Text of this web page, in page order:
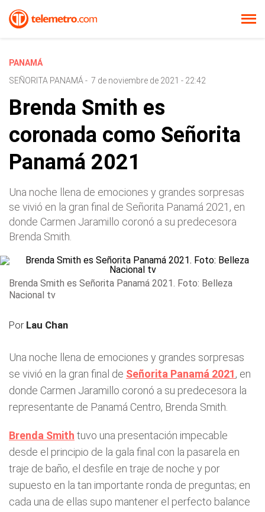
PANAMÁ
SEÑORITA PANAMÁ - 7 de noviembre de 2021 - 22:42
Brenda Smith es
coronada como Señorita
Panamá 2021
Una noche llena de emociones y grandes sorpresas
se vivió en la gran final de Señorita Panamá 2021, en
donde Carmen Jaramillo coronó a su predecesora
Brenda Smith.
Brenda Smith es Señorita Panamá 2021. Foto: Belleza
Nacional tv
Por Lau Chan
Una noche llena de emociones y grandes sorpresas
se vivió en la gran final de Señorita Panamá 2021, en
donde Carmen Jaramillo coronó a su predecesora la
representante de Panamá Centro, Brenda Smith.
Brenda Smith tuvo una presentación impecable
desde el principio de la gala final con la pasarela en
traje de baño, el desfile en traje de noche y por
supuesto en la tan importante ronda de preguntas; en
cada una de ellas supo mantener el perfecto balance